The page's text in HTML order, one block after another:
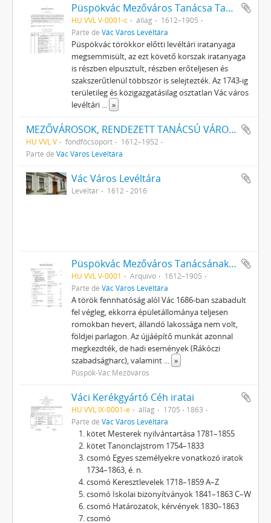
Püspökvác Mezőváros Tanácsa Tanácsi iratok
HU VVL V-0001-c állag
1612–1905
Parte de Vác Város Levéltára
Püspökvác törökkor előtti levéltári iratanyaga
megsemmisült, az ezt követő korszak iratanyaga
is részben elpusztult, részben erőteljesen és
szakszerűtlenül többször is selejtezték. Az 1743-ig
területileg és közigazgatásilag osztatlan Vác város
levéltári ... »
MEZŐVÁROSOK, RENDEZETT TANÁCSÚ VÁROSOK, KÖZSÉGEK
HU VVL V fondfőcsoport
1612–1952
Parte de Vác Város Levéltára
Vác Város Levéltára
Levéltár 1612 - 2016
Püspökvác Mezőváros Tanácsának iratai
HU VVL V-0001 Arquivo
1612–1905
Parte de Vác Város Levéltára
A török fennhatóság alól Vác 1686-ban szabadult
fel végleg, ekkorra épületállománya teljesen
romokban hevert, állandó lakossága nem volt,
földjei parlagon. Az újjáépítő munkát azonnal
megkezdték, de hadi események (Rákóczi
szabadságharc), valamint ... »
Püspök-Vác Mezőváros
Váci Kerékgyártó Céh iratai
HU VVL IX-0001-e állag
1705 - 1863
Parte de Vác Város Levéltára
kötet Mesterek nyilvántartása 1781–1855
kötet Tanonclajstrom 1754–1833
csomó Egyes személyekre vonatkozó iratok
1734–1863, é. n.
csomó Keresztlevelek 1718–1859 A–Z
csomó Iskolai bizonyítványok 1841–1863 C–W
csomó Határozatok, kérvények 1830–1863
csomó